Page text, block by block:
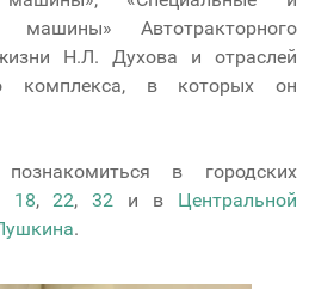
машины» Автотракторного
Н.Л. Духова и отраслей
комплекса, в которых он
в городских
18, 22,32 и в Центральной
.